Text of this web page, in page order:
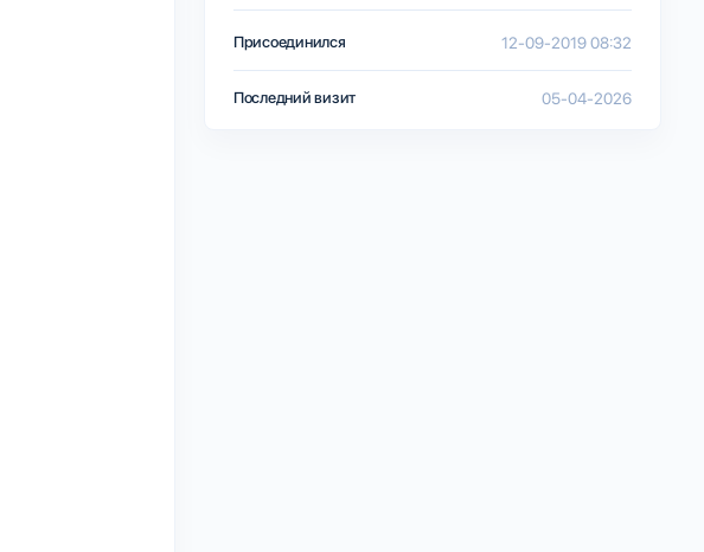
Присоединился 12-09-2019 08:32
Последний визит 05-04-2026